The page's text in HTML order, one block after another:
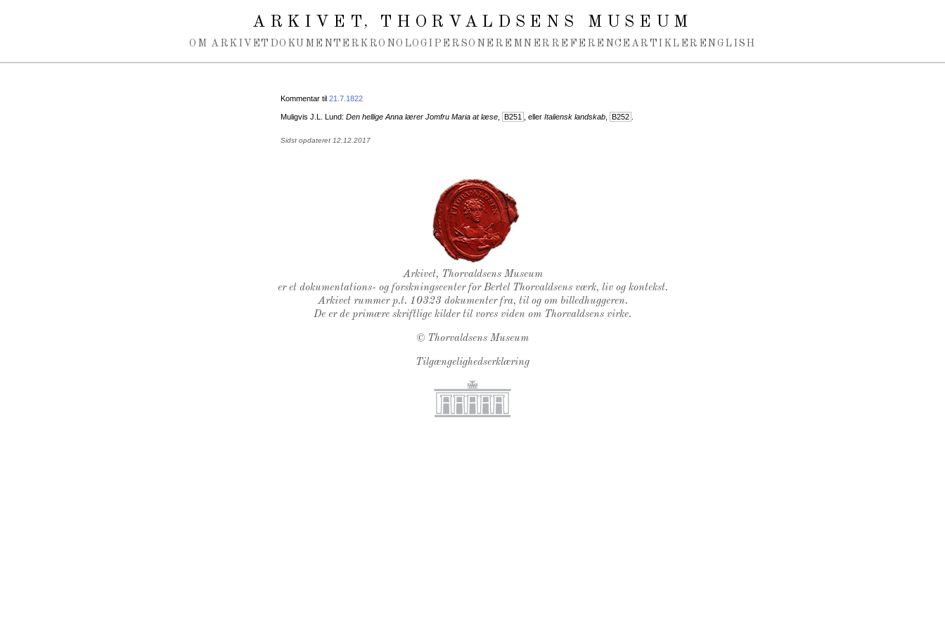
ARKIVET, THORVALDSENS MUSEUM
OM ARKIVET DOKUMENTER KRONOLOGI PERSONER EMNER REFERENCEARTIKLER ENGLISH
Kommentar til 21.7.1822
Muligvis J.L. Lund: Den hellige Anna lærer Jomfru Maria at læse B251 , eller Italiensk landskab B252
Sidst opdateret 12.12.2017
Thorvaldsens Segl
Arkivet, Thorvaldsens Museum
er et dokumentations- og forskningscenter for Bertel Thorvaldsens værk, liv og kontekst.
Arkivet rummer p.t. 10323 dokumenter fra, til og om billedhuggeren.
De er de primære skriftlige kilder til vores viden om Thorvaldsens virke.
© Thorvaldsens Museum
Tilgængelighedserklæring